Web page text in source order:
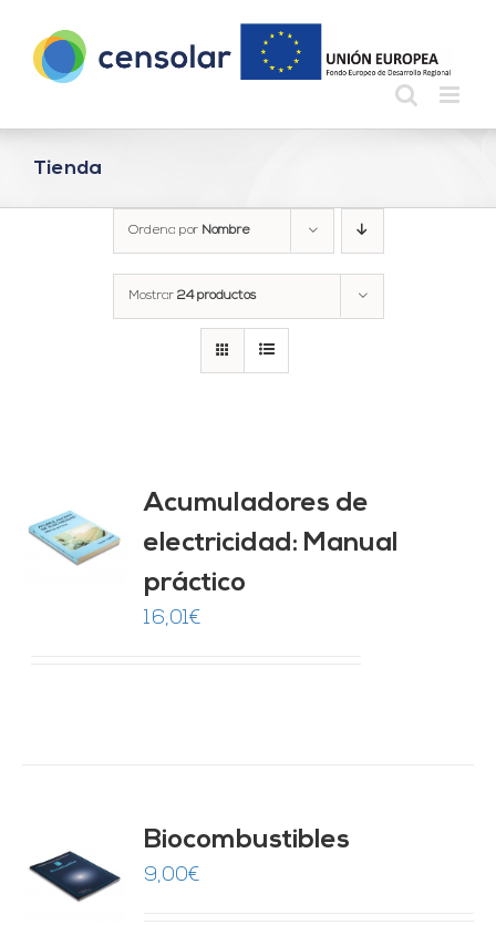
contenido
Tienda
Ordena por Nombre
Mostrar 24 productos
Acumuladores de
electricidad: Manual
práctico
16,01€
Biocombustibles
9,00€